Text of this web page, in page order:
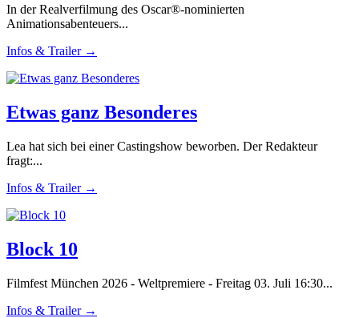
In der Realverfilmung des Oscar®-nominierten
Animationsabenteuers...
Infos & Trailer →
Etwas ganz Besonderes
Lea hat sich bei einer Castingshow beworben. Der Redakteur
fragt:...
Infos & Trailer →
Block 10
Filmfest München 2026 - Weltpremiere - Freitag 03. Juli 16:30...
Infos & Trailer →